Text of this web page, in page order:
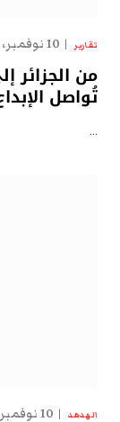
تقارير 10 نوفمبر، 2025
من الجزائر
تُواصل
…
الهدهد 10 نوفمبر، 2025